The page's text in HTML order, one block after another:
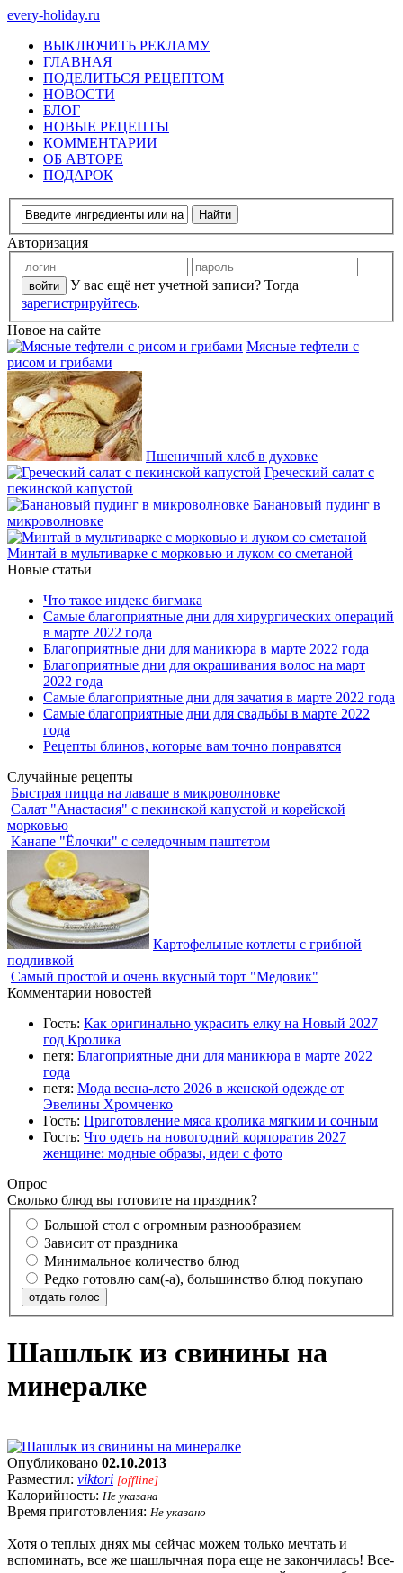
every-holiday.ru
ВЫКЛЮЧИТЬ РЕКЛАМУ
ГЛАВНАЯ
ПОДЕЛИТЬСЯ РЕЦЕПТОМ
НОВОСТИ
БЛОГ
НОВЫЕ РЕЦЕПТЫ
КОММЕНТАРИИ
ОБ АВТОРЕ
ПОДАРОК
Авторизация
У вас ещё нет учетной записи? Тогда
зарегистрируйтесь.
Новое на сайте
Мясные тефтели с
рисом и грибами
Пшеничный хлеб в духовке
Греческий салат с
пекинской капустой
Банановый пудинг в
микроволновке
Минтай в мультиварке с морковью и луком со сметаной
Новые статьи
Что такое индекс бигмака
Самые благоприятные дни для хирургических операций
в марте 2022 года
Благоприятные дни для маникюра в марте 2022 года
Благоприятные дни для окрашивания волос на март
2022 года
Самые благоприятные дни для зачатия в марте 2022 года
Самые благоприятные дни для свадьбы в марте 2022
года
Рецепты блинов, которые вам точно понравятся
Случайные рецепты
Быстрая пицца на лаваше в микроволновке
Салат "Анастасия" с пекинской капустой и корейской
морковью
Канапе "Ёлочки" с селедочным паштетом
Картофельные котлеты с грибной
подливкой
Самый простой и очень вкусный торт "Медовик"
Комментарии новостей
Гость: Как оригинально украсить елку на Новый 2027
год Кролика
петя: Благоприятные дни для маникюра в марте 2022
года
петя: Мода весна-лето 2026 в женской одежде от
Эвелины Хромченко
Гость: Приготовление мяса кролика мягким и сочным
Гость: Что одеть на новогодний корпоратив 2027
женщине: модные образы, идеи с фото
Опрос
Сколько блюд вы готовите на праздник?
Большой стол с огромным разнообразием
Зависит от праздника
Минимальное количество блюд
Редко готовлю сам(-а), большинство блюд покупаю
отдать голос
Шашлык из свинины на
минералке
Опубликовано 02.10.2013
Разместил: viktori [offline]
Калорийность: Не указана
Время приготовления: Не указано
Хотя о теплых днях мы сейчас можем только мечтать и
вспоминать, все же шашлычная пора еще не закончилась! Все-